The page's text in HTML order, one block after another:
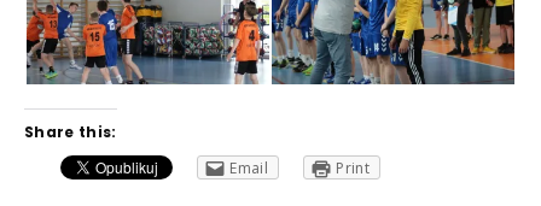
Share this:
Email
Print